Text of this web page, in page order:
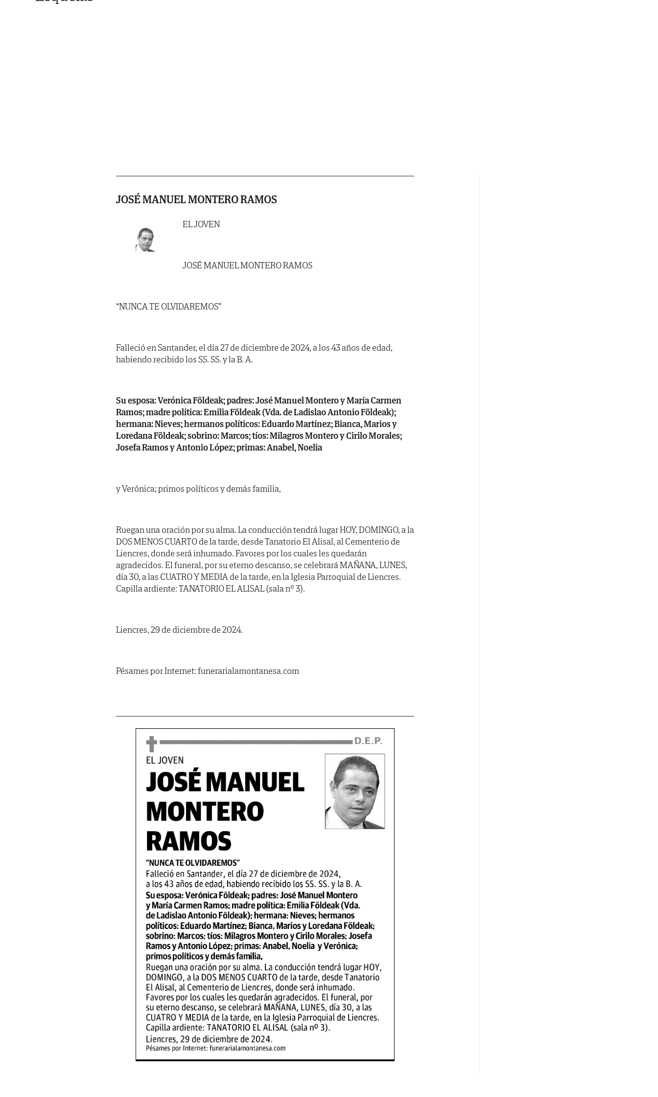
JOSÉ MANUEL MONTERO RAMOS
EL JOVEN
JOSÉ MANUEL MONTERO RAMOS
“NUNCA TE OLVIDAREMOS”
Falleció en Santander, el día 27 de diciembre de 2024, a los 43 años de edad,
habiendo recibido los SS. SS. y la B. A.
Su esposa: Verónica Földeak; padres: José Manuel Montero y María Carmen
Ramos; madre política: Emilia Földeak (Vda. de Ladislao Antonio Földeak);
hermana: Nieves; hermanos políticos: Eduardo Martínez; Bianca, Marios y
Loredana Földeak; sobrino: Marcos; tíos: Milagros Montero y Cirilo Morales;
Josefa Ramos y Antonio López; primas: Anabel, Noelia
y Verónica; primos políticos y demás familia,
Ruegan una oración por su alma. La conducción tendrá lugar HOY, DOMINGO, a la
DOS MENOS CUARTO de la tarde, desde Tanatorio El Alisal, al Cementerio de
Liencres, donde será inhumado. Favores por los cuales les quedarán
agradecidos. El funeral, por su eterno descanso, se celebrará MAÑANA, LUNES,
día 30, a las CUATRO Y MEDIA de la tarde, en la Iglesia Parroquial de Liencres.
Capilla ardiente: TANATORIO EL ALISAL (sala nº 3).
Liencres, 29 de diciembre de 2024.
Pésames por Internet: funerarialamontanesa.com